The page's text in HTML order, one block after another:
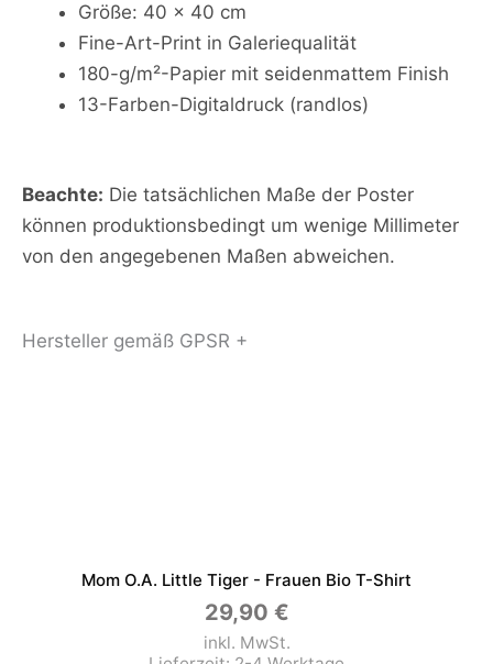
Größe: 40 x 40 cm
Fine-Art-Print in Galeriequalität
180-g/m²-Papier mit seidenmattem Finish
13-Farben-Digitaldruck (randlos)
Beachte: Die tatsächlichen Maße der Poster
können produktionsbedingt um wenige Millimeter
von den angegebenen Maßen abweichen.
Hersteller gemäß GPSR +
Mom O.a. Little Tiger - Frauen Bio T-Shirt
29,90 €
inkl. MwSt.